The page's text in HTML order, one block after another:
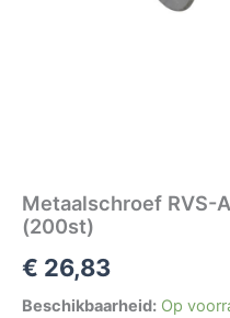
Metaalschroef RVS-
(200st)
€ 26,83
Beschikbaarheid: Op